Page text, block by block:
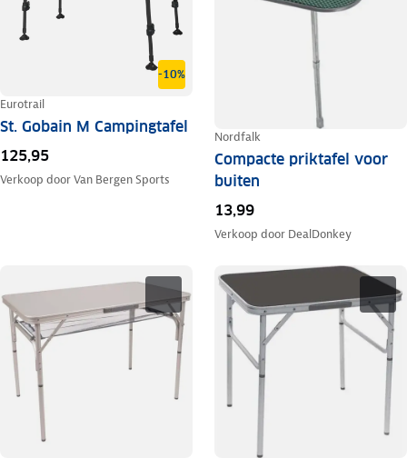
-10%
Eurotrail
St. Gobain M Campingtafel
125,95
Verkoop doorVan Bergen Sports
Nordfalk
Compacte priktafel voor
buiten
13,99
Verkoop door DealDonkey